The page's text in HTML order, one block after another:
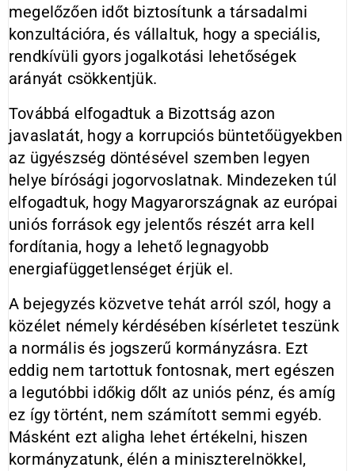
megelőzően időt biztosítunk a társadalmi
konzultációra, és vállaltuk, hogy a speciális,
rendkívüli gyors jogalkotási lehetőségek
arányát csökkentjük.
Továbbá elfogadtuk a Bizottság azon
javaslatát, hogy a korrupciós büntetőügyekben
az ügyészség döntésével szemben legyen
helye bírósági jogorvoslatnak. Mindezeken túl
elfogadtuk, hogy Magyarországnak az európai
uniós források egy jelentős részét arra kell
fordítania, hogy a lehető legnagyobb
energiafüggetlenséget érjük el.
A bejegyzés közvetve tehát arról szól, hogy a
közélet némely kérdésében kísérletet teszünk
a normális és jogszerű kormányzásra. Ezt
eddig nem tartottuk fontosnak, mert egészen
a legutóbbi időkig dőlt az uniós pénz, és amíg
ez így történt, nem számított semmi egyéb.
Másként ezt aligha lehet értékelni, hiszen
kormányzatunk, élén a miniszterelnökkel,